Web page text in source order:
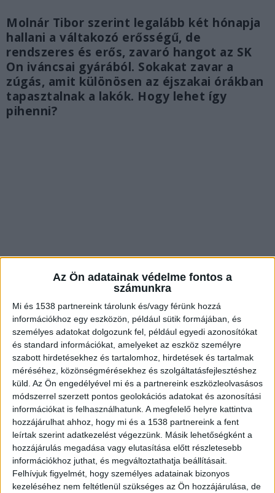
Az Ön adatainak védelme fontos a
számunkra
Mi és 1538 partnereink tárolunk és/vagy férünk hozzá
információkhoz egy eszközön, például sütik formájában, és
személyes adatokat dolgozunk fel, például egyedi azonosítókat
és standard információkat, amelyeket az eszköz személyre
szabott hirdetésekhez és tartalomhoz, hirdetések és tartalmak
méréséhez, közönségmérésekhez és szolgáltatásfejlesztéshez
küld. Az Ön engedélyével mi és a partnereink eszközleolvasásos
módszerrel szerzett pontos geolokációs adatokat és azonosítási
információkat is felhasználhatunk. A megfelelő helyre kattintva
hozzájárulhat ahhoz, hogy mi és a 1538 partnereink a fent
leírtak szerint adatkezelést végezzünk. Másik lehetőségként a
hozzájárulás megadása vagy elutasítása előtt részletesebb
információkhoz juthat, és megváltoztathatja beállításait.
Felhívjuk figyelmét, hogy személyes adatainak bizonyos
kezeléséhez nem feltétlenül szükséges az Ön hozzájárulása, de
Molnár Tibor szerint legalább két hónapja
hallani a váltakozó erősségű, de
rendszeres és erős, zavaró hangot az SK
On iváncsai gyárából. Sokakat zavar a
zúgás, amit különösen az éjszakai órákban
tapasztalnak a lakók. Hogy lehet így
pihenni?
Csak a baj van vele
Ahogy arról a BudaPestkörnyéke.hu isbeszámolt
a Budapesttől délre, alig 35 kilométerre épülő
gyárban júliusban több tucatnyian lettek rosszul,
miután ismeretlen anyag került a levegőbe.A
BudaPestkörnyéke.hu legfrissebb híreit ide
kattintva éred el!